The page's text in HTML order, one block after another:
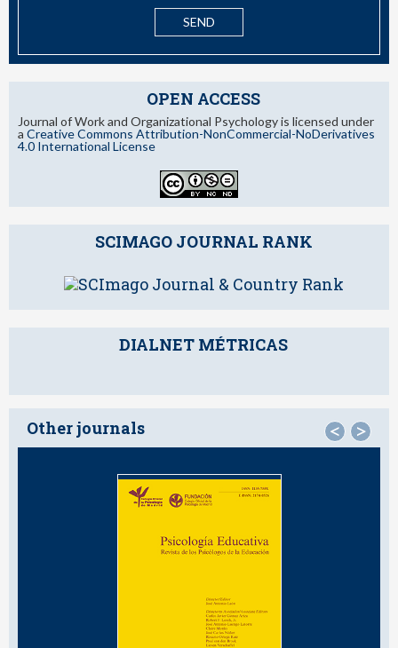
OPEN ACCESS
Journal of Work and Organizational Psychology is licensed under
a Creative Commons Attribution-NonCommercial-NoDerivatives
4.0 International License
SCIMAGO JOURNAL RANK
DIALNET MÉTRICAS
Other journals < >